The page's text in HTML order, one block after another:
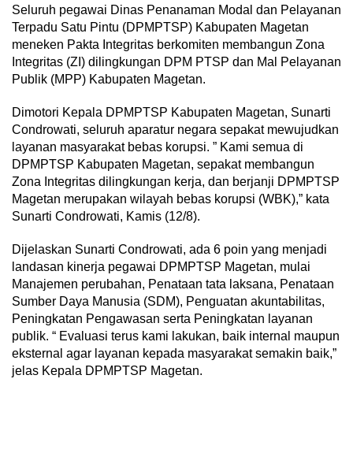
Seluruh pegawai Dinas Penanaman Modal dan Pelayanan
Terpadu Satu Pintu (DPMPTSP) Kabupaten Magetan
meneken Pakta Integritas berkomiten membangun Zona
Integritas (ZI) dilingkungan DPM PTSP dan Mal Pelayanan
Publik (MPP) Kabupaten Magetan.
Dimotori Kepala DPMPTSP Kabupaten Magetan, Sunarti
Condrowati, seluruh aparatur negara sepakat mewujudkan
layanan masyarakat bebas korupsi. ” Kami semua di
DPMPTSP Kabupaten Magetan, sepakat membangun
Zona Integritas dilingkungan kerja, dan berjanji DPMPTSP
Magetan merupakan wilayah bebas korupsi (WBK),” kata
Sunarti Condrowati, Kamis (12/8).
Dijelaskan Sunarti Condrowati, ada 6 poin yang menjadi
landasan kinerja pegawai DPMPTSP Magetan, mulai
Manajemen perubahan, Penataan tata laksana, Penataan
Sumber Daya Manusia (SDM), Penguatan akuntabilitas,
Peningkatan Pengawasan serta Peningkatan layanan
publik. “ Evaluasi terus kami lakukan, baik internal maupun
eksternal agar layanan kepada masyarakat semakin baik,”
jelas Kepala DPMPTSP Magetan.